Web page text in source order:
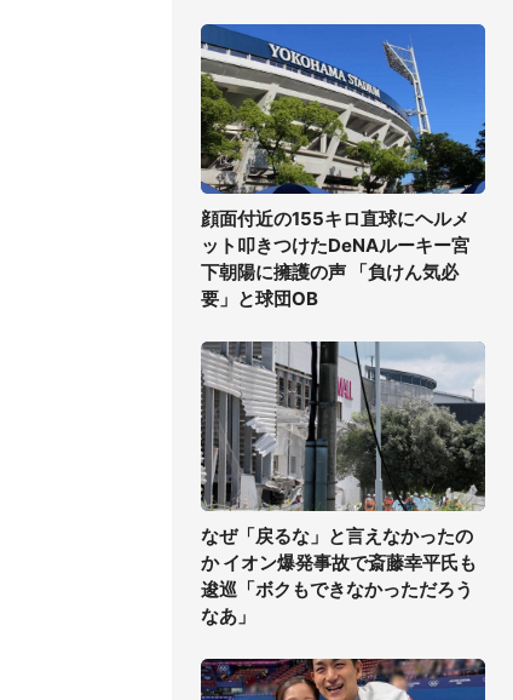
顔面付近の155キロ直球にヘルメ
ット叩きつけたDeNAルーキー宮
下朝陽に擁護の声 「負けん気必
要」と球団OB
なぜ「戻るな」と言えなかったの
か イオン爆発事故で斎藤幸平氏も
逡巡「ボクもできなかっただろう
なあ」